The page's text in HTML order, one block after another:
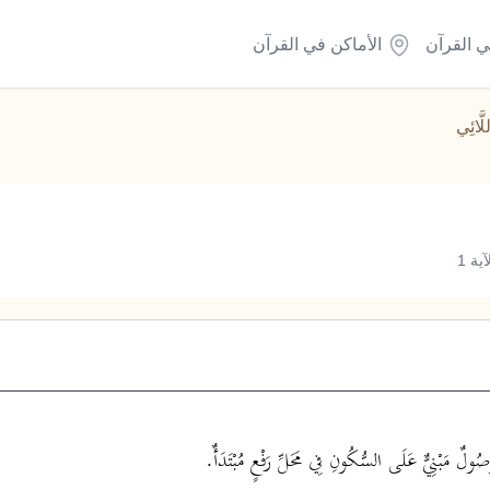
القرآن الأماكن في القرآن
1
مَبْنِيٌّ عَلَى السُّكُونِ فِي مَحَلِّ رَفْعٍ مُبْتَدَأٌ.